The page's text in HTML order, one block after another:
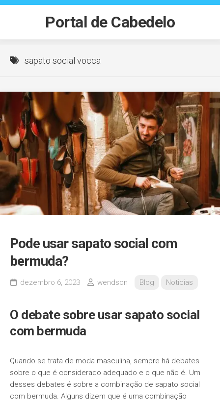
Skip
Portal de Cabedelo
sapato social vocca
Pode usar sapato social com
bermuda?
dezembro 6, 2023 wendson Blog Noticias
O debate sobre usar sapato social
com bermuda
Quando se trata de moda masculina, sempre há debates
sobre o que é considerado adequado e o que não é. Um
desses debates é sobre a combinação de sapato social
com bermuda. Alguns dizem que é uma combinação